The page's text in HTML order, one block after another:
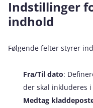
Indstillinger
indhold
Følgende felter styrer
Fra/Til dato:
der skal inkluderes
Medtag